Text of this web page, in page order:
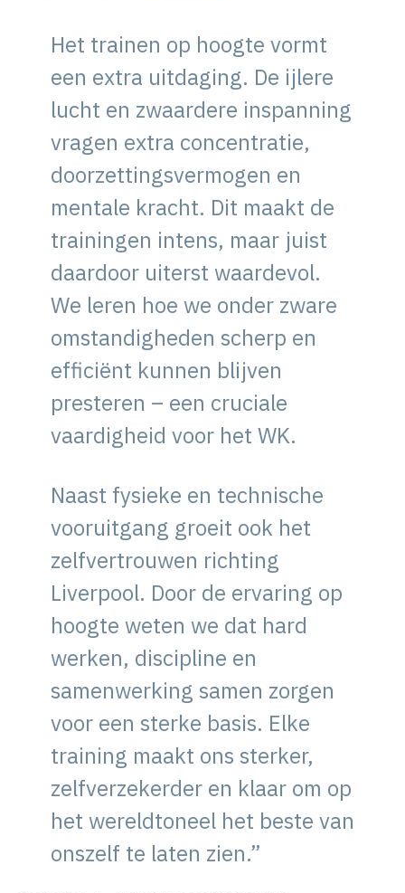
Het trainen op hoogte vormt
een extra uitdaging. De ijlere
lucht en zwaardere inspanning
vragen extra concentratie,
doorzettingsvermogen en
mentale kracht. Dit maakt de
trainingen intens, maar juist
daardoor uiterst waardevol.
We leren hoe we onder zware
omstandigheden scherp en
efficiënt kunnen blijven
presteren – een cruciale
vaardigheid voor het WK.
Naast fysieke en technische
vooruitgang groeit ook het
zelfvertrouwen richting
Liverpool. Door de ervaring op
hoogte weten we dat hard
werken, discipline en
samenwerking samen zorgen
voor een sterke basis. Elke
training maakt ons sterker,
zelfverzekerder en klaar om op
het wereldtoneel het beste van
onszelf te laten zien.”